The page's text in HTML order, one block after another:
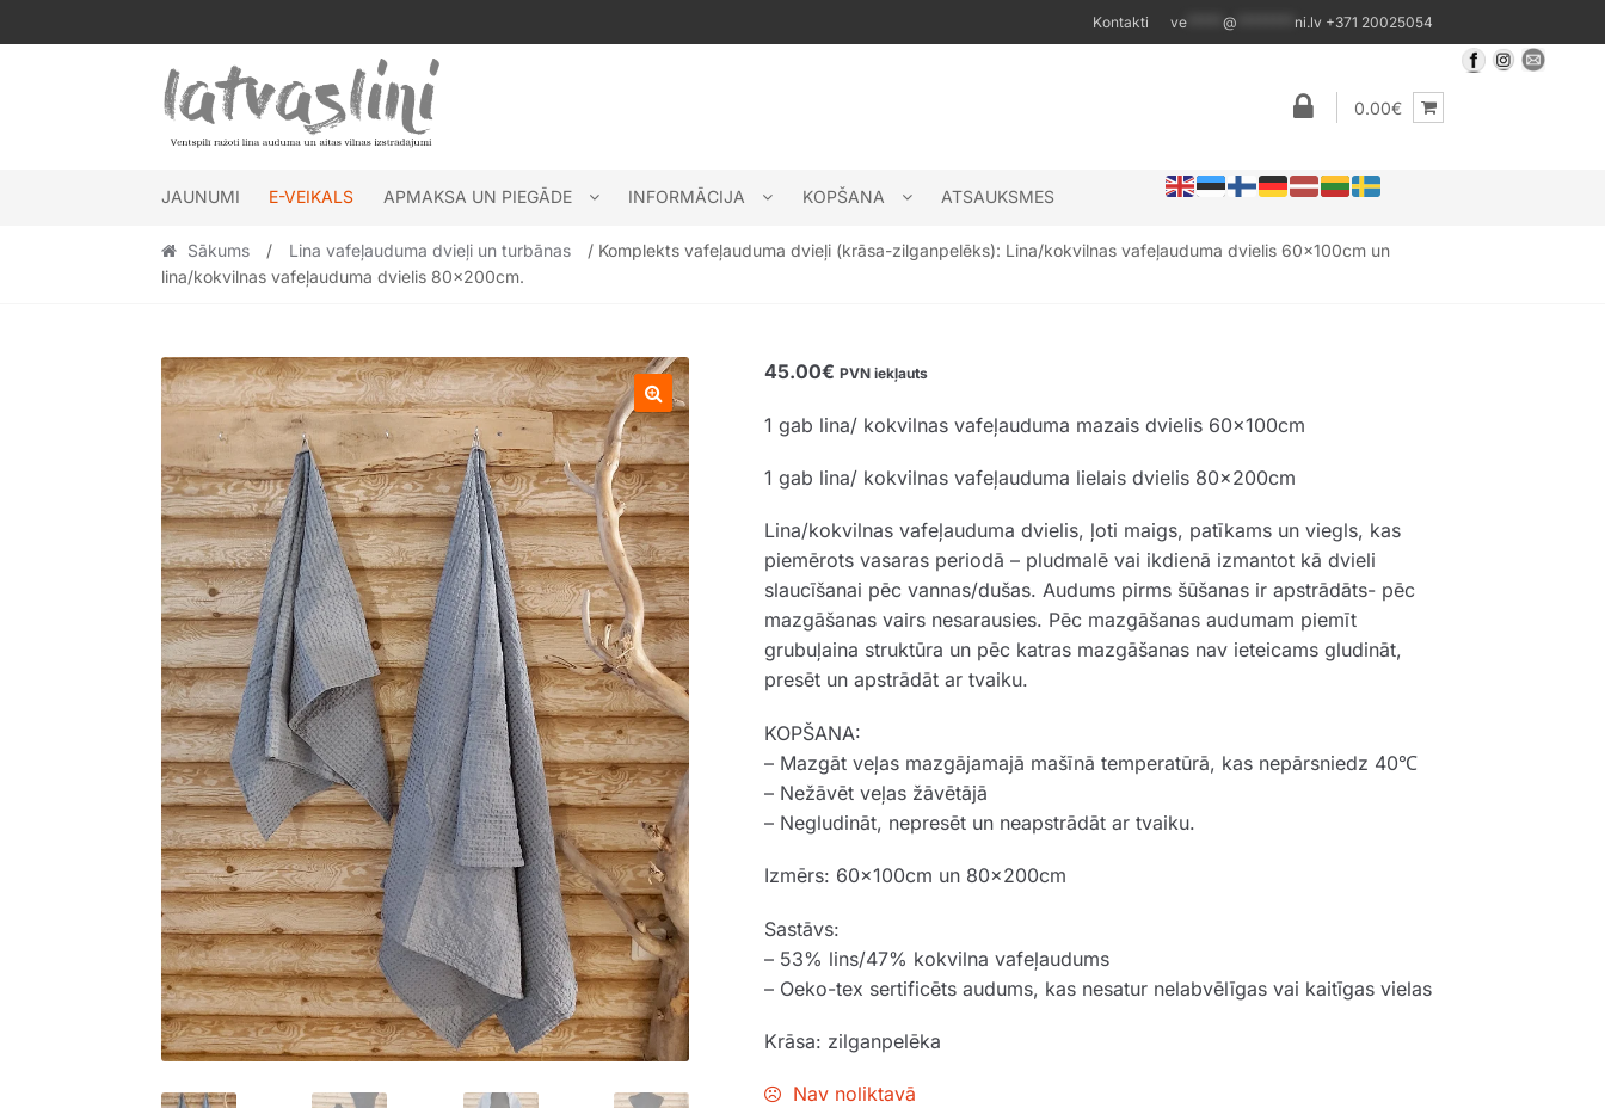
to
navigation
to
content
Kontakti ve *****@ ni.lv +371 20025054
0.00€
JAUNUMI E-VEIKALS APMAKSA UN PIEGĀDE INFORMĀCIJA KOPŠANA ATSAUKSMES
Sākums / Lina vafeļauduma dvieļi un turbānas
/ Komplekts vafeļauduma dvieļi (krāsa-zilganpelēks): Lina/kokvilnas vafeļauduma dvielis 60x100cm un
lina/kokvilnas vafeļauduma dvielis 80x200cm.
🔍
45.00€ PVN iekļauts
1 gab lina/ kokvilnas vafeļauduma mazais dvielis 60x100cm
1 gab lina/ kokvilnas vafeļauduma lielais dvielis 80x200cm
Lina/kokvilnas vafeļauduma dvielis, ļoti maigs, patīkams un viegls, kas
piemērots vasaras periodā – pludmalē vai ikdienā izmantot kā dvieli
slaucīšanai pēc vannas/dušas. Audums pirms šūšanas ir apstrādāts- pēc
mazgāšanas vairs nesarausies. Pēc mazgāšanas audumam piemīt
grubuļaina struktūra un pēc katras mazgāšanas nav ieteicams gludināt,
presēt un apstrādāt ar tvaiku.
KOPŠANA:
– Mazgāt veļas mazgājamajā mašīnā temperatūrā, kas nepārsniedz 40℃
– Nežāvēt veļas žāvētājā
– Negludināt, nepresēt un neapstrādāt ar tvaiku.
Izmērs: 60x100cm un 80x200cm
Sastāvs:
– 53% lins/47% kokvilna vafeļaudums
– Oeko-tex sertificēts audums, kas nesatur nelabvēlīgas vai kaitīgas vielas
Krāsa: zilganpelēka
Nav noliktavā